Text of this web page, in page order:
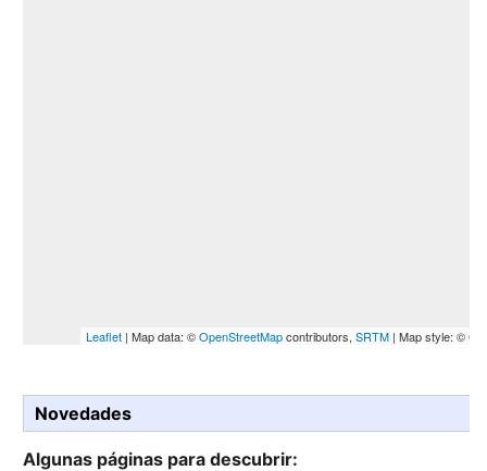
Leaflet | Map data: ©OpenStreetMapcontributors, SRTM | Map style: ©
Novedades
Algunas páginas para descubrir: